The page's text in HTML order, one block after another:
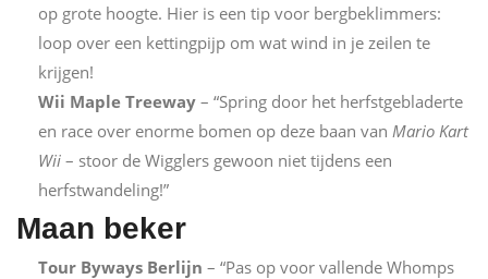
op grote hoogte. Hier is een tip voor bergbeklimmers:
loop over een kettingpijp om wat wind in je zeilen te
krijgen!
Wii Maple Treeway – “Spring door het herfstgebladerte
en race over enorme bomen op deze baan van Mario Kart
Wii – stoor de Wigglers gewoon niet tijdens een
herfstwandeling!”
Maan beker
Tour Byways Berlijn – “Pas op voor vallende Whomps